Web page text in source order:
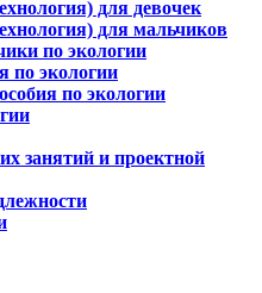
для девочек
для мальчиков
по экологии
по экологии
по экологии
занятий и проектной